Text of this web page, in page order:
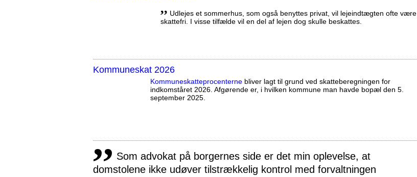
,, Udlejes et sommerhus, som også benyttes privat, vil lejeindtægten ofte være
skattefri. I visse tilfælde vil en del af lejen dog skulle beskattes.
Kommuneskat 2026
Kommuneskatte­procenterne bliver lagt til grund ved skatteberegningen for
indkomståret 2026. Afgørende er, i hvilken kommune man havde bopæl den 5.
september 2025.
,, Som advokat på borgernes side er det min oplevelse, at
domstolene ikke udøver tilstrækkelig kontrol med forvaltningen